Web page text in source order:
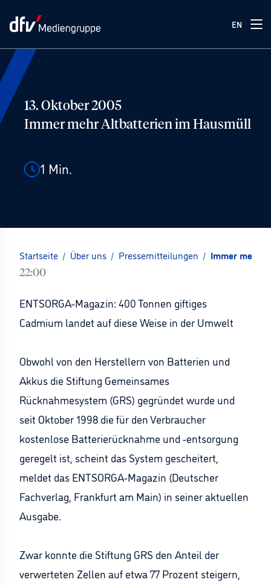
EN
13. Oktober 2005
Immer mehr Altbatterien im Hausmüll
1 Min.
Startseite / Über uns / Pressemitteilungen / Immer mehr
22:00
ENTSORGA-Magazin: 400 Tonnen giftiges
Cadmium landet auf diese Weise in der Umwelt
Obwohl von den Herstellern von Batterien und
Akkus die Stiftung Gemeinsames
Rücknahmesystem (GRS) gegründet wurde und
seit Oktober 1998 die für den Verbraucher
kostenlose Batterierücknahme und -entsorgung
geregelt ist, scheint das System gescheitert,
meldet das ENTSORGA-Magazin (Deutscher
Fachverlag, Frankfurt am Main) in seiner aktuellen
Ausgabe.
Zwar konnte die Stiftung GRS den Anteil der
verwerteten Zellen auf etwa 77 Prozent steigern,